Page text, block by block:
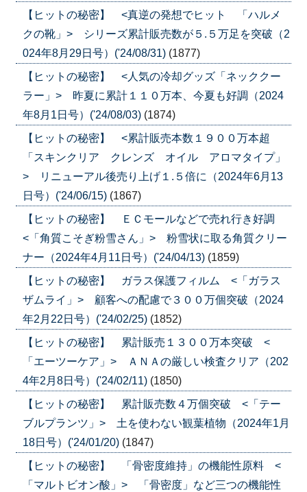
【ヒットの秘密】 <真逆の発想でヒット 「ハルメ
クの靴」> シリーズ累計販売数が５.５万足を突破（2
024年8月29日号）('24/08/31) (1877)
【ヒットの秘密】 <人気の冷却グッズ「ネッククー
ラー」> 昨夏に累計１１０万本、今夏も好調（2024
年8月1日号）('24/08/03) (1874)
【ヒットの秘密】 <累計販売本数１９００万本超
「スキンクリア クレンズ オイル アロマタイプ」
> リニューアル後売り上げ１.５倍に（2024年6月13
日号）('24/06/15) (1867)
【ヒットの秘密】 ＥＣモールなどで売れ行き好調
<「角質こそぎ粉雪さん」> 粉雪状に取る角質クリー
ナー（2024年4月11日号）('24/04/13) (1859)
【ヒットの秘密】 ガラス保護フィルム <「ガラス
ザムライ」> 顧客への配慮で３００万個突破（2024
年2月22日号）('24/02/25) (1852)
【ヒットの秘密】 累計販売１３００万本突破 <
「エーツーケア」> ＡＮＡの厳しい検査クリア（202
4年2月8日号）('24/02/11) (1850)
【ヒットの秘密】 累計販売数４万個突破 <「テー
ブルプランツ」> 土を使わない観葉植物（2024年1月
18日号）('24/01/20) (1847)
【ヒットの秘密】 「骨密度維持」の機能性原料 <
「マルトビオン酸」> 「骨密度」など三つの機能性